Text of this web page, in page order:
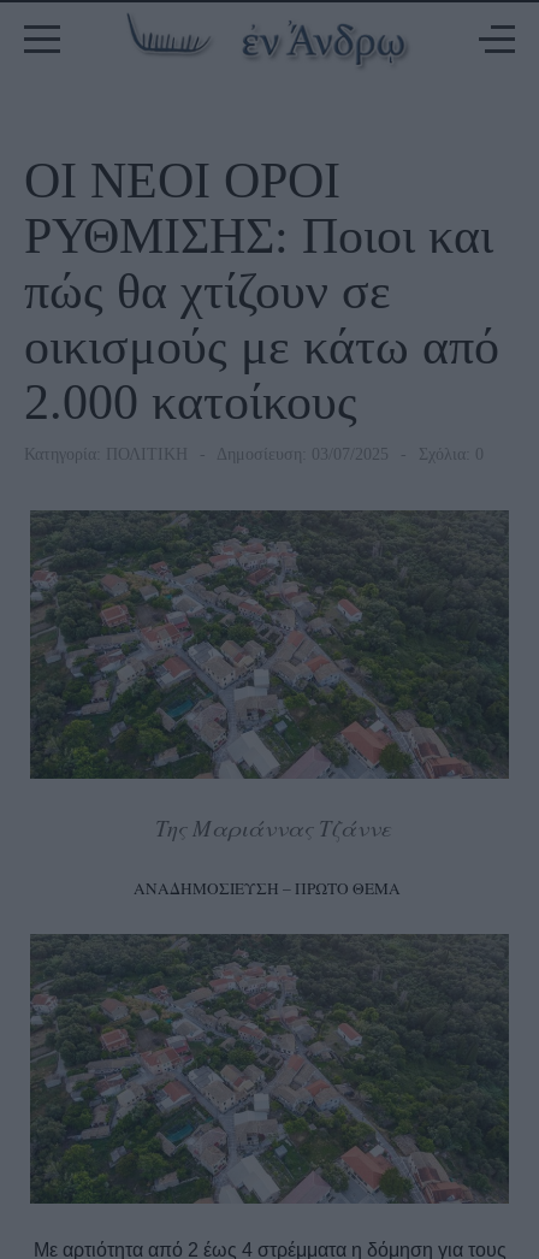
ΟΙ ΝΕΟΙ ΟΡΟΙ
ΡΥΘΜΙΣΗΣ: Ποιοι και
πώς θα χτίζουν σε
οικισμούς με κάτω από
2.000 κατοίκους
Κατηγορία: ΠΟΛΙΤΙΚΗ Δημοσίευση: 03/07/2025 Σχόλια: 0
Της Μαριάννας Τζάννε
ΑΝΑΔΗΜΟΣΙΕΥΣΗ – ΠΡΩΤΟ ΘΕΜΑ
Με αρτιότητα από 2 έως 4 στρέμματα η δόμηση για τους